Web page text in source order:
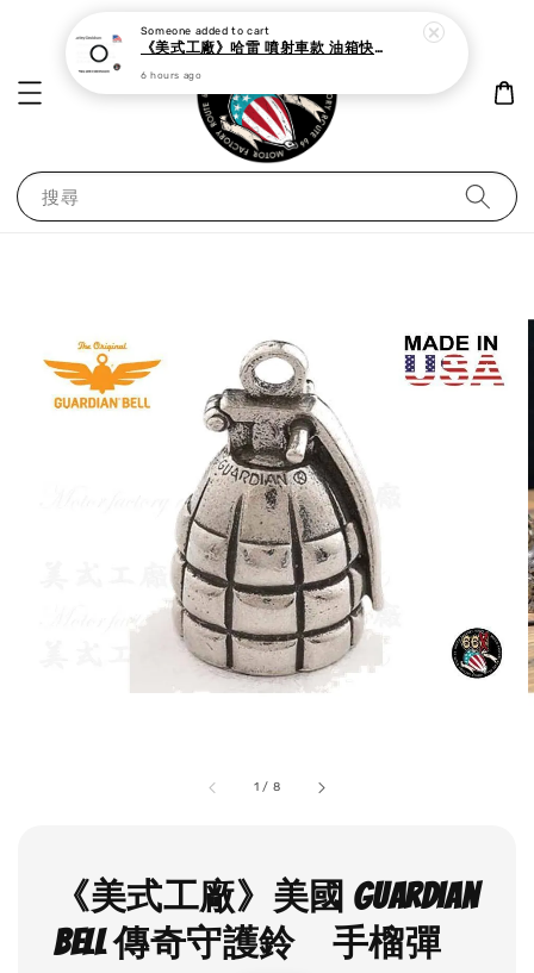
搜尋
1 / 8
《美式工廠》美國 Guardian
Bell 傳奇守護鈴 手榴彈
Someone added to cart
《美式工廠》哈雷 噴射車款 油箱快速接頭 母 o型環
6 hours ago